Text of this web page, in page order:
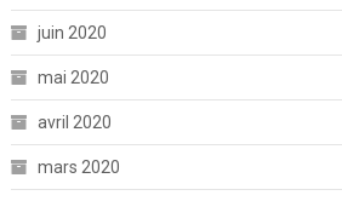
juin 2020
mai 2020
avril 2020
mars 2020